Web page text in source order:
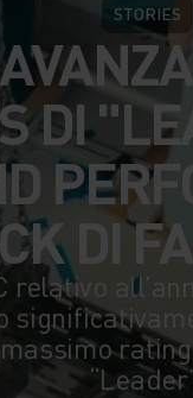
STORIES
DI
DI
relativo